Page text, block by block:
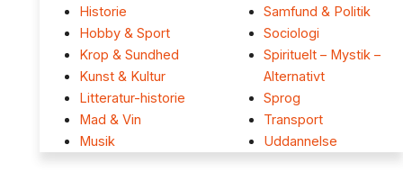
Historie
Hobby & Sport
Krop & Sundhed
Kunst & Kultur
Litteratur-historie
Mad & Vin
Musik
Samfund & Politik
Sociologi
Spirituelt – Mystik –
Alternativt
Sprog
Transport
Uddannelse